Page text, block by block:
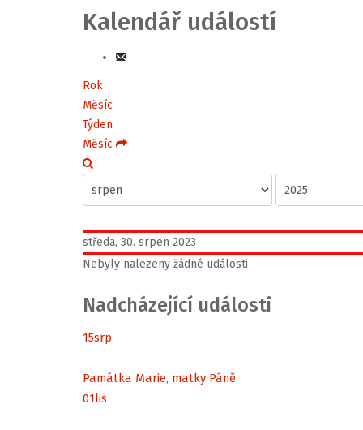
Kalendář událostí
Rok
Měsíc
Týden
Měsíc
středa, 30. srpen 2023
Nebyly nalezeny žádné události
Nadcházející události
15srp
Památka Marie, matky Páně
01lis